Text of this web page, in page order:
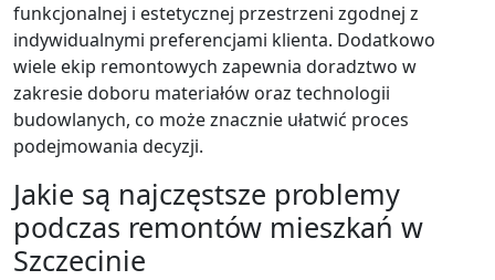
funkcjonalnej i estetycznej przestrzeni zgodnej z
indywidualnymi preferencjami klienta. Dodatkowo
wiele ekip remontowych zapewnia doradztwo w
zakresie doboru materiałów oraz technologii
budowlanych, co może znacznie ułatwić proces
podejmowania decyzji.
Jakie są najczęstsze problemy
podczas remontów mieszkań w
Szczecinie